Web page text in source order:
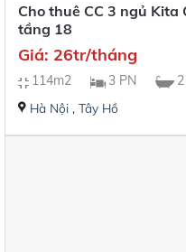
Cho thuê CC 3 ngủ
tầng 18
Giá: 26tr/tháng
114m2 3 PN
Hà Nội, Tây Hồ